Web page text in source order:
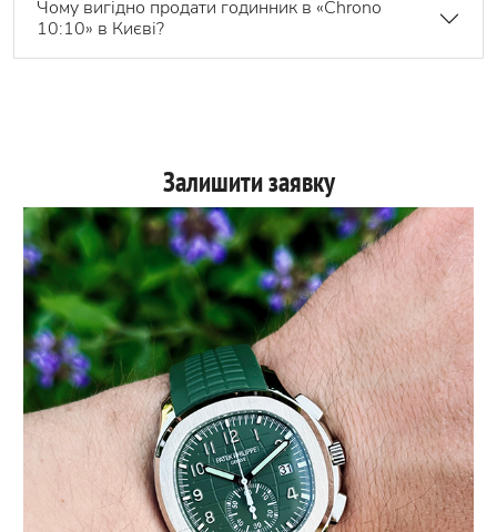
Чому вигідно продати годинник в «Chrono
10:10» в Києві?
Залишити заявку